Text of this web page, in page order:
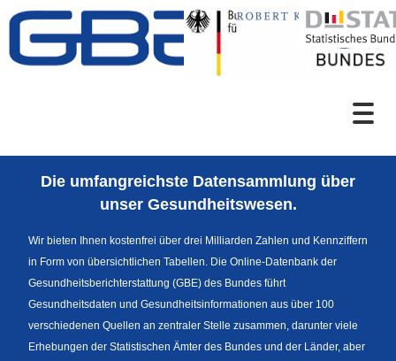
Zum Inhalt
Sprachumschaltung
Die umfangreichste Datensammlung über
unser Gesundheitswesen.
Wir bieten Ihnen kostenfrei über drei Milliarden Zahlen und Kennziffern
in Form von übersichtlichen Tabellen. Die Online-Datenbank der
Gesundheitsberichterstattung (GBE) des Bundes führt
Gesundheitsdaten und Gesundheitsinformationen aus über 100
verschiedenen Quellen an zentraler Stelle zusammen, darunter viele
Erhebungen der Statistischen Ämter des Bundes und der Länder, aber